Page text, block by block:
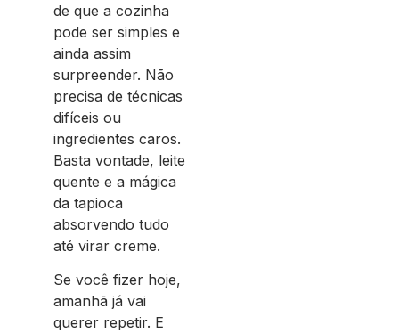
de que a cozinha
pode ser simples e
ainda assim
surpreender. Não
precisa de técnicas
difíceis ou
ingredientes caros.
Basta vontade, leite
quente e a mágica
da tapioca
absorvendo tudo
até virar creme.
Se você fizer hoje,
amanhã já vai
querer repetir. E